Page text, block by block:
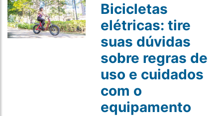
Bicicletas
elétricas: tire
suas dúvidas
sobre regras de
uso e cuidados
com o
equipamento